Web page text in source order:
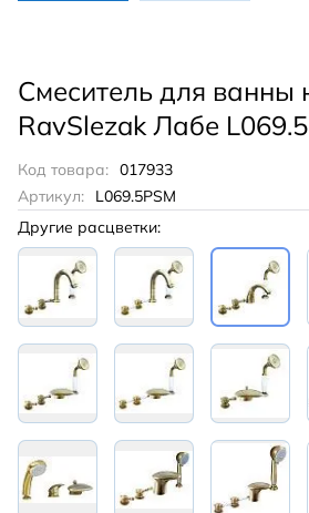
Смеситель для ванны
RavSlezak Лабе
Код товара: 017933
Артикул:
L069.5PSM
Другие расцветки: